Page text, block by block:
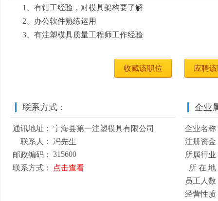
1、有钳工经验，对模具架构要了解
2、办公软件熟练运用
3、有注塑模具质量工程师工作经验
收藏该职位 应聘
联系方式：
通讯地址：
宁海县第一注塑模具有限公司
联系人：
冯先生
邮政编码：
315600
联系方式：
点击查看
企业
企业名称
注册资金
所属行业
所 在 地
员工人数
经营性质